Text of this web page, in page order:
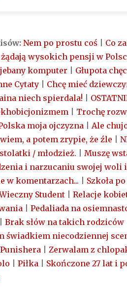
Nem po prostu coś Co
wysokich pensji w
jebany komputer Głupota
Cytaty
Chcę mieć
niech spierdala!
Trochę
moja ojczyzna |Ale
a potem zrypie, że źle |
/ młodzież. |Muszę
i narzucaniu swojej woli
w komentarzach... Szkoła
Student |Relacje
|Pedaliada na
|Brak słów na takich rodziców
świadkiem niecodziennej
|Zerwalam z
|Piłka Skończone 27 lat i